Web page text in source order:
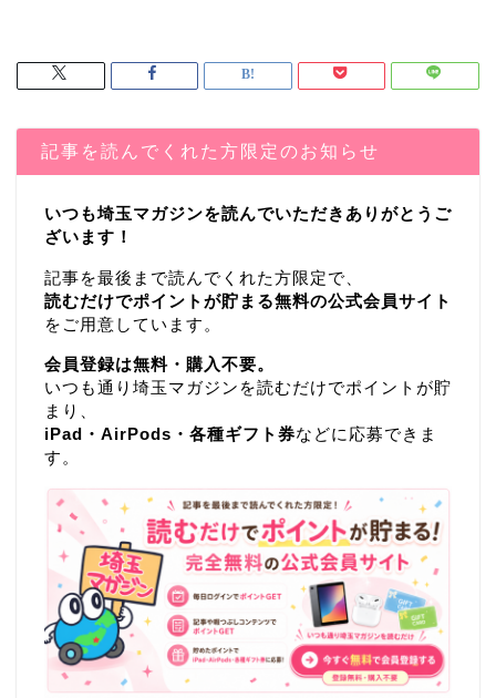
記事を読んでくれた方限定のお知らせ
いつも埼玉マガジンを読んでいただきありがとうご
ざいます！
記事を最後まで読んでくれた方限定で、
読むだけでポイントが貯まる無料の公式会員サイト
をご用意しています。
会員登録は無料・購入不要。
いつも通り埼玉マガジンを読むだけでポイントが貯
まり、
iPad・AirPods・各種ギフト券などに応募できま
す。